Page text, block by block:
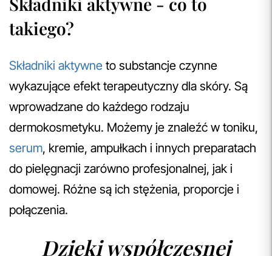
takiego?
Składniki aktywne to substancje czynne
wykazujące efekt terapeutyczny dla skóry. Są
wprowadzane do każdego rodzaju
dermokosmetyku. Możemy je znaleźć w toniku,
serum, kremie, ampułkach i innych preparatach
do pielęgnacji zarówno profesjonalnej, jak i
domowej. Różne są ich stężenia, proporcje i
połączenia.
Dzięki współczesnej